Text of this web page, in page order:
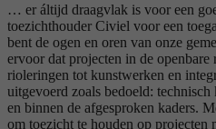
… er áltijd draagvlak is voor een
toezichthouder Civiel voor een
bent de ogen en oren van onze
ervoor dat projecten in de openbare
rioleringen tot kunstwerken en
uitgevoerd zoals bedoeld:
en binnen de afgesproken kaders.
om toezicht te houden op projecten